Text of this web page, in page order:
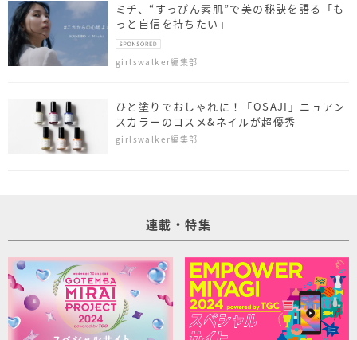
ミチ、“すっぴん素肌”で美の秘訣を語る「も
っと自信を持ちたい」
girlswalker編集部
ひと塗りでおしゃれに！「OSAJI」ニュアン
スカラーのコスメ&ネイルが超優秀
girlswalker編集部
連載・特集